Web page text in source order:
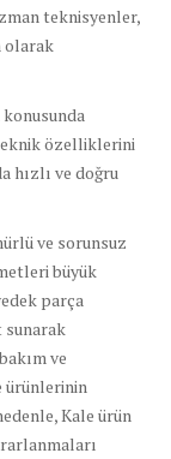
teknisyenler,
olarak
özelliklerini
hızlı ve doğru
ve sorunsuz
büyük
parça
sunarak
ve
ürünlerinin
Kale ürün